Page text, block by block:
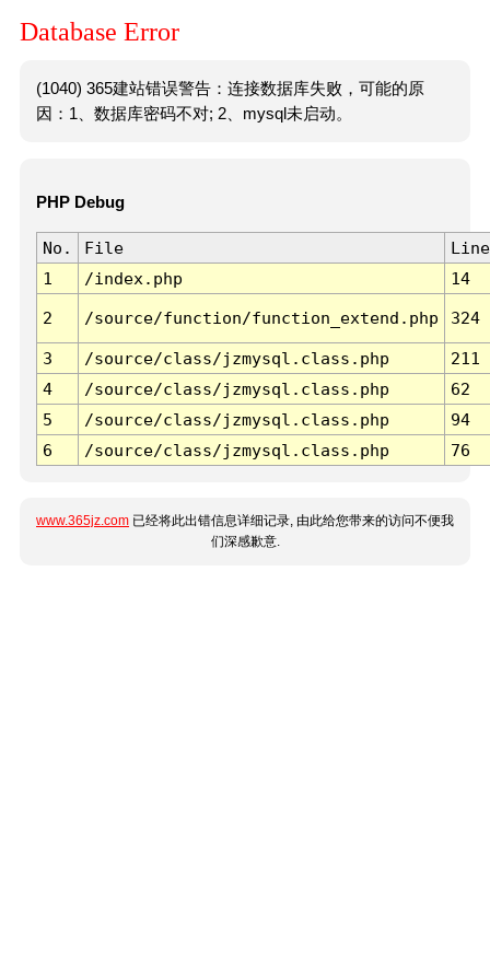
Database Error
(1040) 365建站错误警告：连接数据库失败，可能的原
因：1、数据库密码不对; 2、mysql未启动。
PHP Debug
No. File
Line
1
/index.php 14
2 /source/function/function_extend.php 324
3 /source/class/jzmysql.class.php
211
4
/source/class/jzmysql.class.php
62
5
/source/class/jzmysql.class.php
94
6
/source/class/jzmysql.class.php 76
www.365jz.com 已经将此出错信息详细记录, 由此给您带来的访问不便我
们深感歉意.